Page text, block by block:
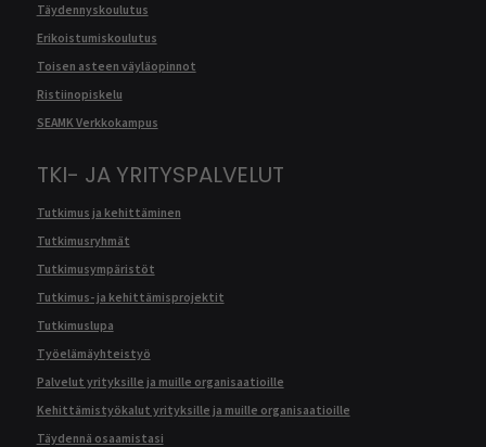
Täydennyskoulutus
Erikoistumiskoulutus
Toisen asteen väyläopinnot
Ristiinopiskelu
SEAMK Verkkokampus
TKI- JA YRITYSPALVELUT
Tutkimus ja kehittäminen
Tutkimusryhmät
Tutkimusympäristöt
Tutkimus- ja kehittämisprojektit
Tutkimuslupa
Työelämäyhteistyö
Palvelut yrityksille ja muille organisaatioille
Kehittämistyökalut yrityksille ja muille organisaatioille
Täydennä osaamistasi